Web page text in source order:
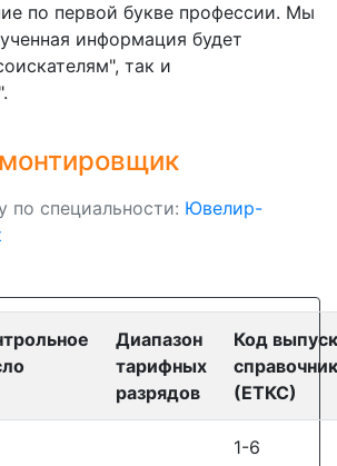
по первой букве профессии. Мы
информация будет
так и
по специальности: Ювелир-
Диапазон
тарифных
разрядов
Код
(ЕТКС)
1-6